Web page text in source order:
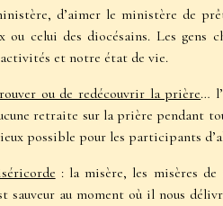
d’aimer le ministère de
ou celui des diocésains. Les
et notre état de vie.
ou de redécouvrir la prière…
retraite sur la prière pendant
possible pour les participants
: la misère, les misères
sauveur au moment où il nous